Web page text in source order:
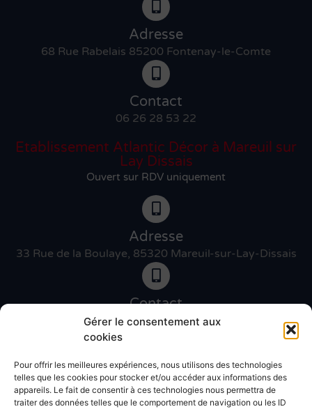
Gérer le consentement aux
cookies
Pour offrir les meilleures expériences, nous utilisons des technologies
telles que les cookies pour stocker et/ou accéder aux informations des
appareils. Le fait de consentir à ces technologies nous permettra de
traiter des données telles que le comportement de navigation ou les ID
Adresse
68 Rue Rabelais 85200 Fontenay-le-Comte
Contact
06 26 28 53 22
Etablissement Atlantic Décor à Mareuil sur
Lay Dissais
Ouvert sur RDV uniquement
Adresse
33 Rue de la Boulaye, 85320 Mareuil-sur-Lay-Dissais
Contact
06 46 27 89 83
Contact
02 51 30 31 09